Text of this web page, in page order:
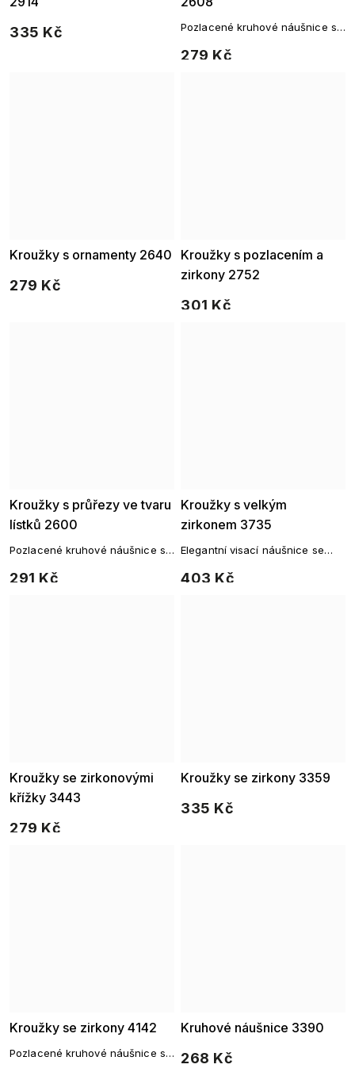
335 Kč
279 Kč
Pozlacené kruhové náušnice s
Kroužky s ornamenty 2640
279 Kč
Kroužky s pozlacením a
zirkony 2752
301 Kč
Kroužky s průřezy ve tvaru
lístků 2600
291 Kč
Pozlacené kruhové náušnice s
Kroužky s velkým
zirkonem 3735
403 Kč
Elegantní visací náušnice se
Kroužky se zirkonovými
křížky 3443
279 Kč
Kroužky se zirkony 3359
335 Kč
Kroužky se zirkony 4142
Pozlacené kruhové náušnice s
Kruhové náušnice 3390
268 Kč